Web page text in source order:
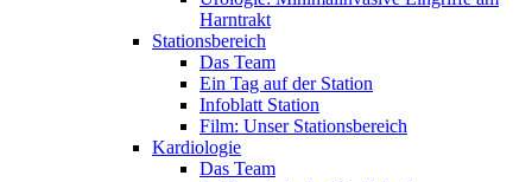
Harntrakt
Stationsbereich
Das Team
Ein Tag auf der Station
Infoblatt Station
Film: Unser Stationsbereich
Kardiologie
Das Team